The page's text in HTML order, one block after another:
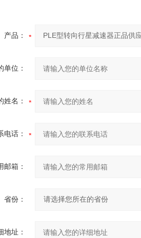
产品：
单位：
姓名：
电话：
邮箱：
省份：
地址：